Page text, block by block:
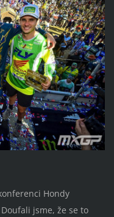
Hondy
jsme, že se to